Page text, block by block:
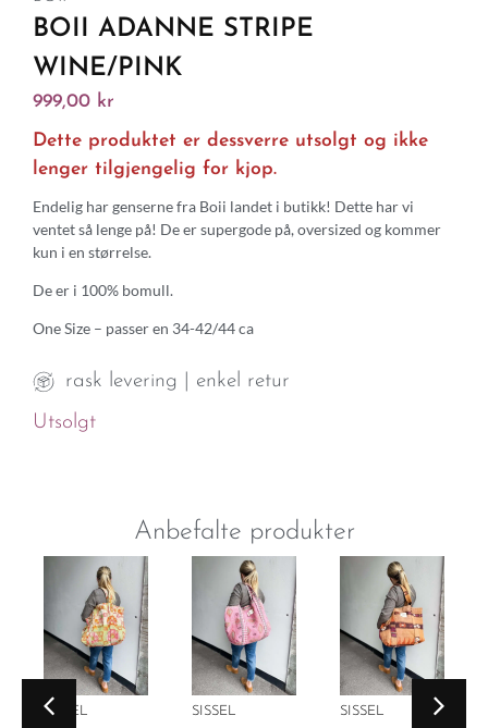
BOII ADANNE STRIPE
WINE/PINK
999,00 kr
Dette produktet er dessverre utsolgt og ikke
lenger tilgjengelig for kjop.
Endelig har genserne fra Boii landet i butikk! Dette har vi
ventet så lenge på! De er supergode på, oversized og kommer
kun i en størrelse.
De er i 100% bomull.
One Size – passer en 34-42/44 ca
rask levering | enkel retur
Utsolgt
Anbefalte produkter
SISSEL
SISSEL
SISSEL